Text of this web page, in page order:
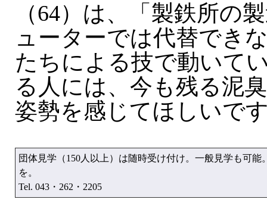
（64）は、「製鉄所の
ューターでは代替でき
たちによる技で動いて
る人には、今も残る泥
姿勢を感じてほしいで
団体見学（150人以上）は随時受け付け。一般見学も可
を。
Tel. 043・262・2205